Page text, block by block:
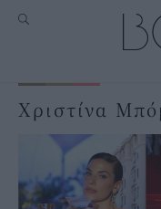
Χριστίνα